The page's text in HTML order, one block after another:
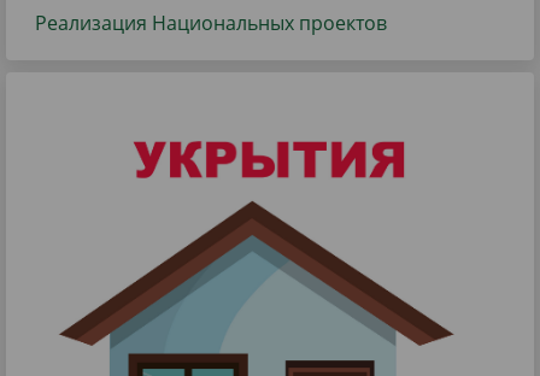
Реализация Национальных проектов